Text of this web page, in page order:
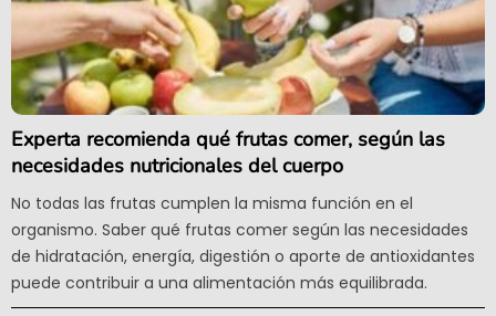
Experta recomienda qué frutas comer, según las
necesidades nutricionales del cuerpo
No todas las frutas cumplen la misma función en el
organismo. Saber qué frutas comer según las necesidades
de hidratación, energía, digestión o aporte de antioxidantes
puede contribuir a una alimentación más equilibrada.